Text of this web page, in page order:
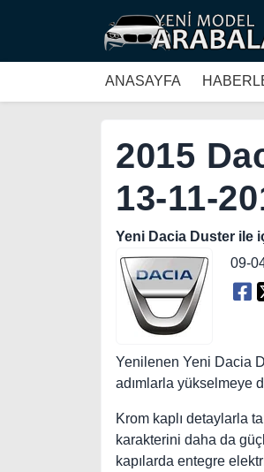
ANASAYFA
2015
13-11-
Yeni Dacia Duster ile
09-
Yenilenen Yeni Dacia
adımlarla yükselmeye
Krom kaplı detaylarla
karakterini daha da
kapılarda entegre